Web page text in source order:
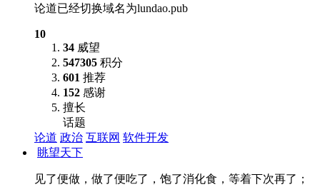
论道已经切换域名为lundao.pub
10
34 威望
547305 积分
601 推荐
152 感谢
擅长
话题
论道 政治 互联网 软件开发
眺望天下
见了便做，做了便吃了，饱了消化食，等着下次再了；